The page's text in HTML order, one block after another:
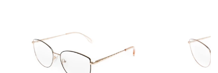
DOPORUČUJE OBCHOD DOPORUČUJE